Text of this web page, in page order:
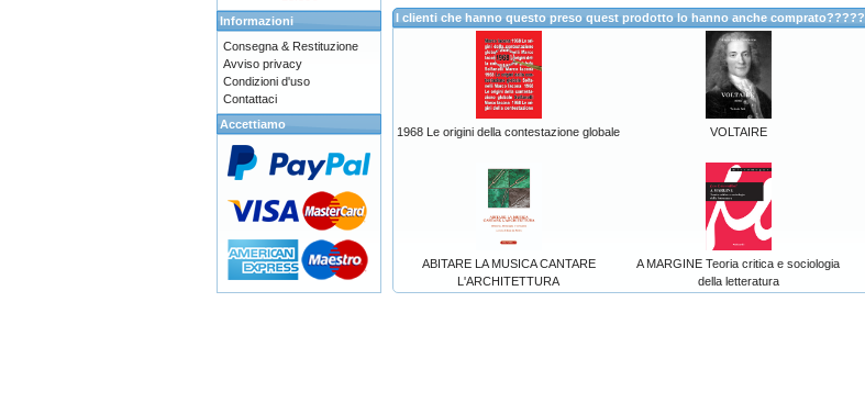
I clienti che hanno questo preso quest prodotto lo hanno anche comprato?????
1968 Le origini della contestazione globale VOLTAIRE
ABITARE LA MUSICA CANTARE
L'ARCHITETTURA
A MARGINE Teoria critica e sociologia
della letteratura
Informazioni
Consegna & Restituzione
Avviso privacy
Condizioni d'uso
Contattaci
Accettiamo